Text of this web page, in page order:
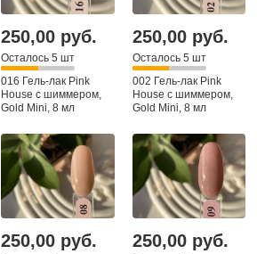
250,00 руб.
Осталось 5 шт
016 Гель-лак Pink
House с шиммером,
Gold Mini, 8 мл
250,00 руб.
Осталось 5 шт
002 Гель-лак Pink
House с шиммером,
Gold Mini, 8 мл
250,00 руб. 250,00 руб.